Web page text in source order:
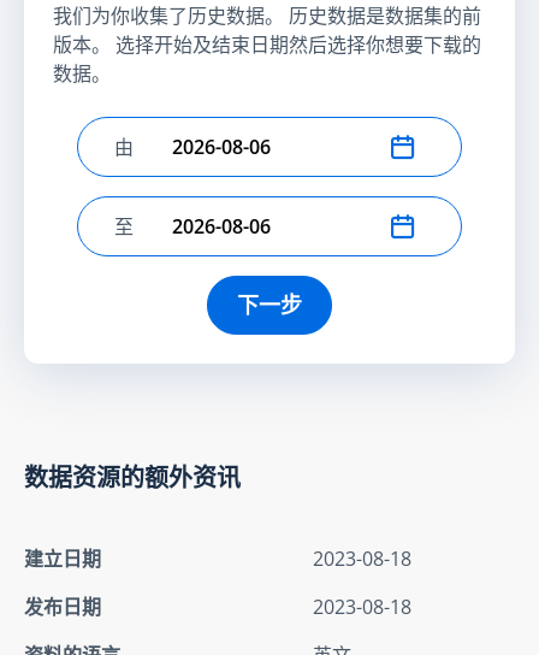
我们为你收集了历史数据。 历史数据是数据集的前
版本。 选择开始及结束日期然后选择你想要下载的
数据。
选择开始日期
由
选择结束日期
至
下一步
数据资源的额外资讯
建立日期
2023-08-18
发布日期
2023-08-18